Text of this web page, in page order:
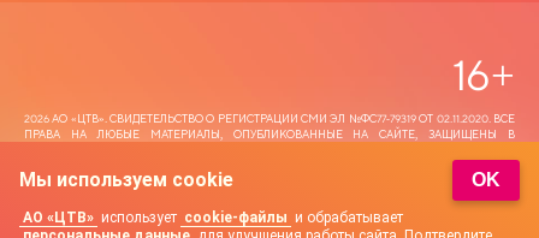
2026 АО «ЦТВ‎». СВИДЕТЕЛЬСТВО О РЕГИСТРАЦИИ СМИ ЭЛ №ФС77-79319 ОТ 02.11.2020. ВСЕ
ПРАВА НА ЛЮБЫЕ МАТЕРИАЛЫ, ОПУБЛИКОВАННЫЕ НА САЙТЕ, ЗАЩИЩЕНЫ В
ИНТЕЛЛЕКТУАЛЬНОЙ СОБСТВЕННОСТИ. ЛЮБОЕ ИСПОЛЬЗОВАНИЕ ТЕКСТОВЫХ, ФОТО,
АУДИО И ВИДЕОМАТЕРИАЛОВ ВОЗМОЖНО ТОЛЬКО С СОГЛАСИЯ ПРАВООБЛАДАТЕЛЯ (АО
16+
Мы используем cookie OK
АО «ЦТВ» использует cookie-файлы и обрабатывает